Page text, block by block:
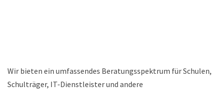
Wir bieten ein umfassendes Beratungsspektrum für Schulen,
Schulträger, IT-Dienstleister und andere